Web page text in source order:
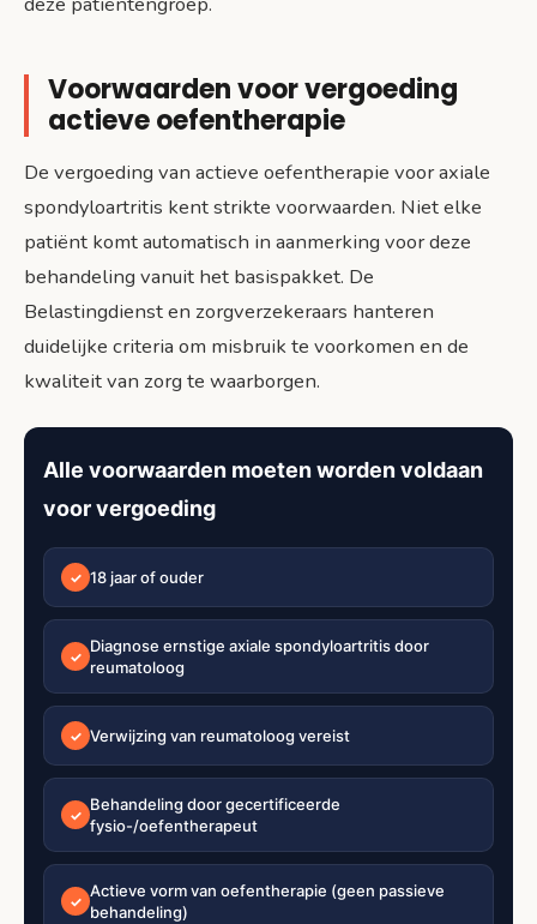
Voorwaarden voor vergoeding
actieve oefentherapie
De vergoeding van actieve oefentherapie voor axiale
spondyloartritis kent strikte voorwaarden. Niet elke
patiënt komt automatisch in aanmerking voor deze
behandeling vanuit het basispakket. De
Belastingdienst en zorgverzekeraars hanteren
duidelijke criteria om misbruik te voorkomen en de
kwaliteit van zorg te waarborgen.
Alle voorwaarden moeten worden voldaan
voor vergoeding
✓ 18 jaar of ouder
✓
Diagnose ernstige axiale spondyloartritis door
reumatoloog
✓ Verwijzing van reumatoloog vereist
✓
Behandeling door gecertificeerde
fysio-/oefentherapeut
✓
Actieve vorm van oefentherapie (geen passieve
behandeling)